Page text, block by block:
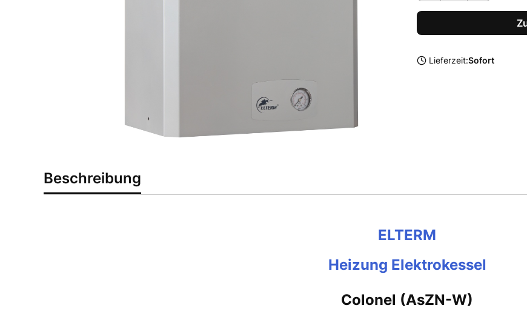
Lieferzeit:Sofort
Beschreibung
ELTERM
Heizung Elektrokessel
Colonel (AsZN-W)